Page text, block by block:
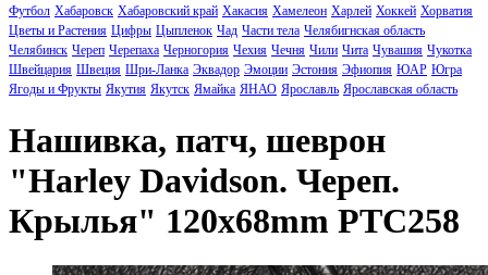
Футбол Хабаровск Хабаровский край Хакасия Хамелеон Харлей Хоккей Хорватия
Цветы и Растения Цифры Цыпленок Чад Части тела Челябигнская область
Челябинск Череп Черепаха Черногория Чехия Чечня Чили Чита Чувашия Чукотка
Швейцария Швеция Шри-Ланка Эквадор Эмоции Эстония Эфиопия ЮАР Югра
Ягоды и Фрукты Якутия Якутск Ямайка ЯНАО Ярославль Ярославская область
Нашивка, патч, шеврон
"Harley Davidson. Череп.
Крылья" 120x68mm PTC258